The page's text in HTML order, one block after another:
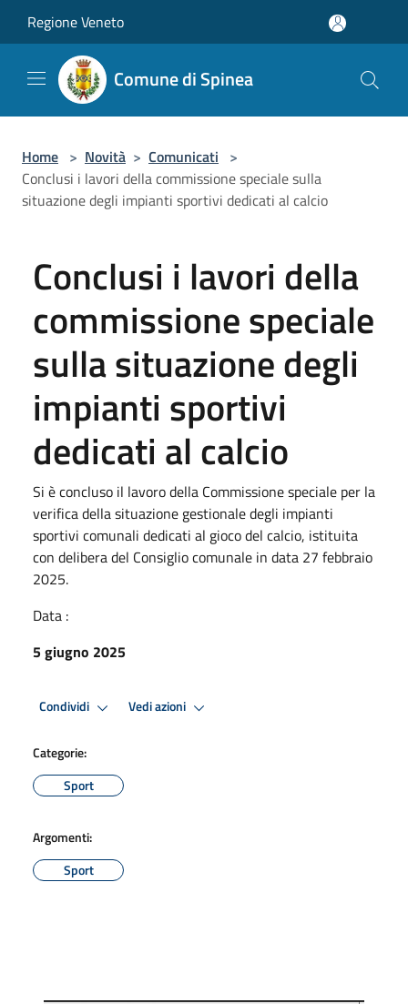
Regione Veneto
Comune di Spinea
Home > Novità > Comunicati >
Conclusi i lavori della commissione speciale sulla
situazione degli impianti sportivi dedicati al calcio
Conclusi i lavori della
commissione speciale
sulla situazione degli
impianti sportivi
dedicati al calcio
Si è concluso il lavoro della Commissione speciale per la
verifica della situazione gestionale degli impianti
sportivi comunali dedicati al gioco del calcio, istituita
con delibera del Consiglio comunale in data 27 febbraio
2025.
Data :
5 giugno 2025
Condividi Vedi azioni
Categorie:
Sport
Argomenti:
Sport